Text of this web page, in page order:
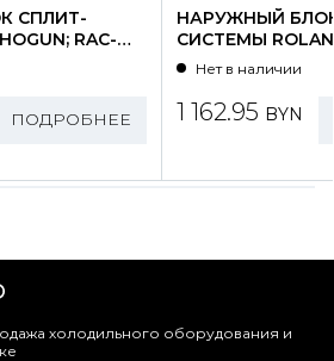
СПЛИТ-
RAC-
ПОДРОБНЕЕ
НАРУЖНЫЙ
СИСТЕМЫ
WZ09HSS/N1-
Нет в наличии
1 162.95 BYN
холодильного оборудования и